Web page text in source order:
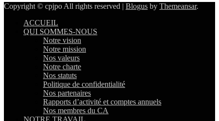
Copyright © cpjpo All rights reserved | Blogus by Themeansar.
ACCUEIL
QUI SOMMES-NOUS
Notre vision
Notre mission
Nos valeurs
Notre charte
Nos statuts
Politique de confidentialité
Nos partenaires
Rapports d’activité et comptes annuels
Nos membres du CA
NOTRE TRAVAIL